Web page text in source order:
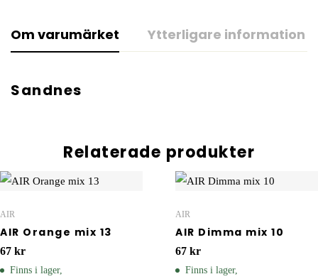
Om varumärket Ytterligare information
Sandnes
Relaterade produkter
AIR
AIR Orange mix 13
67 kr
Finns i lager,
AIR
AIR Dimma mix 10
67 kr
Finns i lager,